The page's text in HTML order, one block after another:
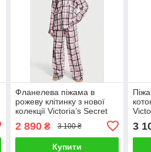
Фланелева піжама в
рожеву клітинку з нової
колекції Victoria’s Secret
2 890₴ 3 100 ₴
Купити
3